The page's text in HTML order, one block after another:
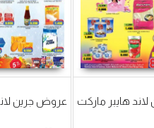
هايبر ماركت عروض جرين